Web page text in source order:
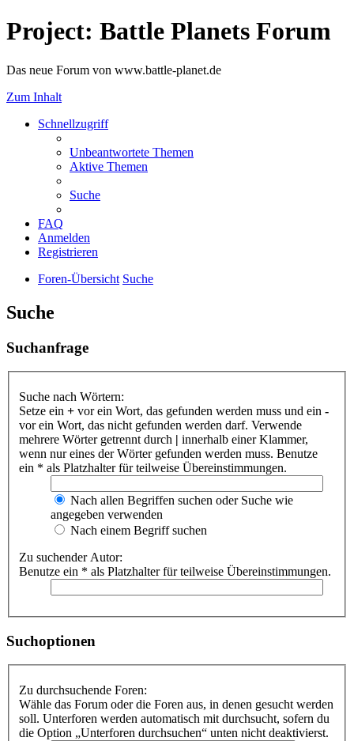
Project: Battle Planets Forum
Das neue Forum von www.battle-planet.de
Zum Inhalt
Schnellzugriff
Unbeantwortete Themen
Aktive Themen
Suche
FAQ
Anmelden
Registrieren
Foren-Übersicht Suche
Suche
Suchanfrage
Suche nach Wörtern:
Setze ein + vor ein Wort, das gefunden werden muss und ein -
vor ein Wort, das nicht gefunden werden darf. Verwende
mehrere Wörter getrennt durch | innerhalb einer Klammer,
wenn nur eines der Wörter gefunden werden muss. Benutze
ein * als Platzhalter für teilweise Übereinstimmungen.
Nach allen Begriffen suchen oder Suche wie
angegeben verwenden
Nach einem Begriff suchen
Zu suchender Autor:
Benutze ein * als Platzhalter für teilweise Übereinstimmungen.
Suchoptionen
Zu durchsuchende Foren:
Wähle das Forum oder die Foren aus, in denen gesucht werden
soll. Unterforen werden automatisch mit durchsucht, sofern du
die Option „Unterforen durchsuchen“ unten nicht deaktivierst.